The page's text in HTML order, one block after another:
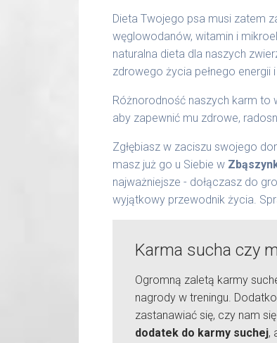
Dieta Twojego psa musi zatem
węglowodanów, witamin i
naturalna dieta dla naszych
zdrowego życia pełnego energii
Różnorodność naszych karm to
aby zapewnić mu zdrowe,
Zgłębiasz w zaciszu swojego
masz już go u Siebie w
najważniejsze - dołączasz do
wyjątkowy przewodnik życia.
Karma sucha czy
Ogromną zaletą karmy
nagrody w treningu.
zastanawiać się, czy nam
dodatek do karmy suchej,